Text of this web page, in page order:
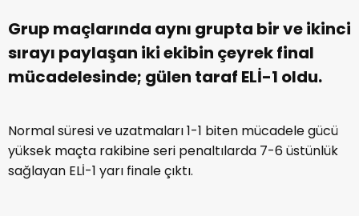
Grup maçlarında aynı grupta bir ve ikinci
sırayı paylaşan iki ekibin çeyrek final
mücadelesinde; gülen taraf ELİ-1 oldu.
Normal süresi ve uzatmaları 1-1 biten mücadele gücü
yüksek maçta rakibine seri penaltılarda 7-6 üstünlük
sağlayan ELİ-1 yarı finale çıktı.